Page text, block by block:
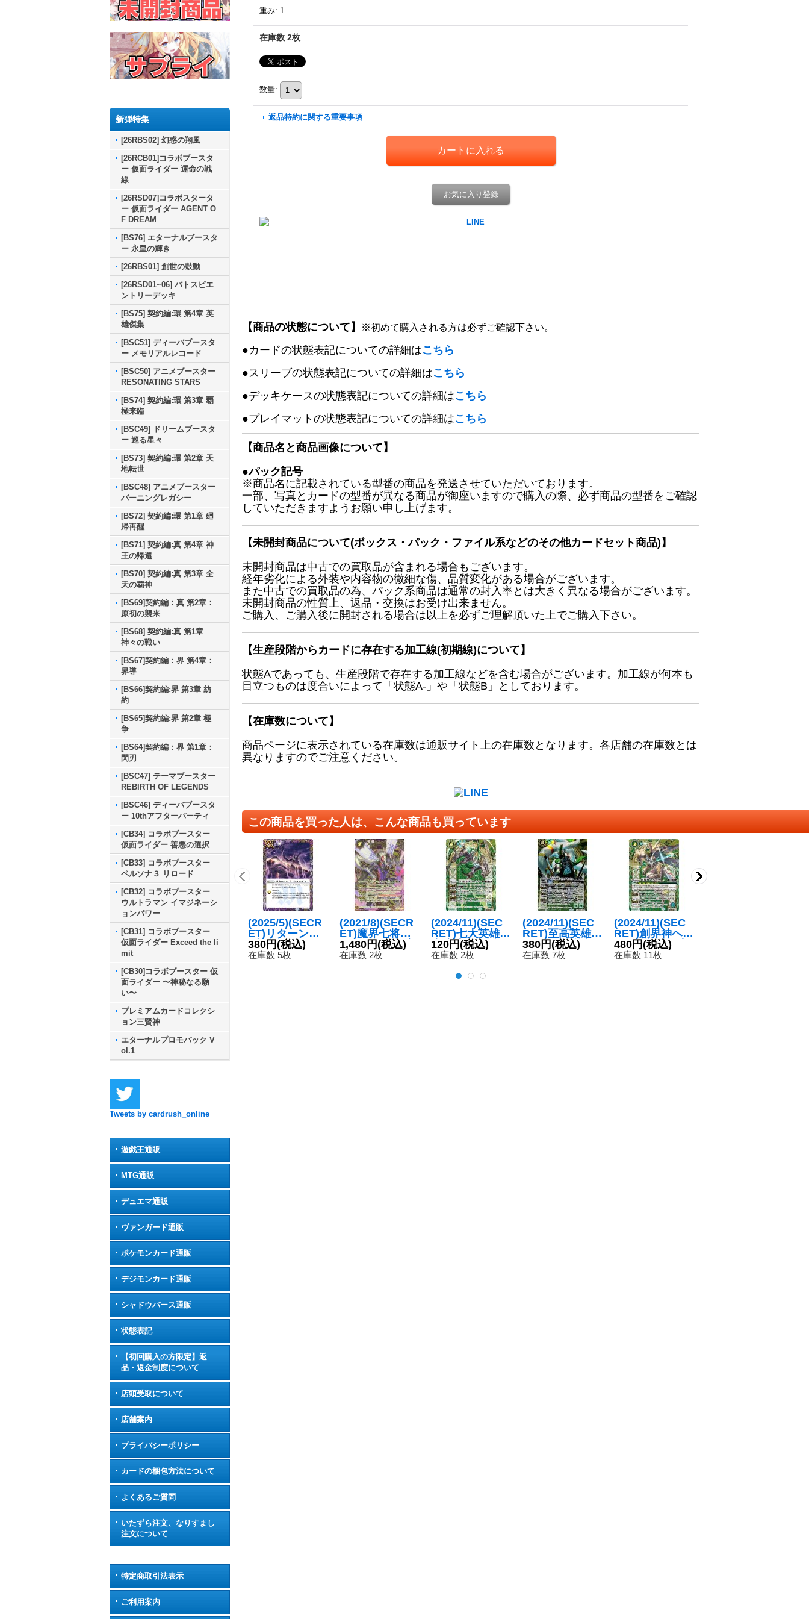
新弾特集
[26RBS02] 幻惑の翔風
[26RCB01]コラボブースタ
ー 仮面ライダー 運命の戦
線
[26RSD07]コラボスタータ
ー 仮面ライダー AGENT O
F DREAM
[BS76] エターナルブースタ
ー 永皇の輝き
[26RBS01] 創世の鼓動
[26RSD01~06] バトスピエ
ントリーデッキ
[BS75] 契約編:環 第4章 英
雄傑集
[BSC51] ディーバブースタ
ー メモリアルレコード
[BSC50] アニメブースター
RESONATING STARS
[BS74] 契約編:環 第3章 覇
極来臨
[BSC49] ドリームブースタ
ー 巡る星々
[BS73] 契約編:環 第2章 天
地転世
[BSC48] アニメブースター
バーニングレガシー
[BS72] 契約編:環 第1章 廻
帰再醒
[BS71] 契約編:真 第4章 神
王の帰還
[BS70] 契約編:真 第3章 全
天の覇神
[BS69]契約編：真 第2章：
原初の襲来
[BS68] 契約編:真 第1章
神々の戦い
[BS67]契約編：界 第4章：
界導
[BS66]契約編:界 第3章 紡
約
[BS65]契約編:界 第2章 極
争
[BS64]契約編：界 第1章：
閃刃
[BSC47] テーマブースター
REBIRTH OF LEGENDS
[BSC46] ディーバブースタ
ー 10thアフターパーティ
[CB34] コラボブースター
仮面ライダー 善悪の選択
[CB33] コラボブースター
ペルソナ３ リロード
[CB32] コラボブースター
ウルトラマン イマジネーシ
ョンパワー
[CB31] コラボブースター
仮面ライダー Exceed the li
mit
[CB30]コラボブースター 仮
面ライダー 〜神秘なる願
い〜
プレミアムカードコレクシ
ョン三賢神
エターナルプロモパック V
ol.1
Tweets by cardrush_online
遊戯王通販
MTG通販
デュエマ通販
ヴァンガード通販
ポケモンカード通販
デジモンカード通販
シャドウバース通販
状態表記
【初回購入の方限定】返
品・返金制度について
店頭受取について
店舗案内
プライバシーポリシー
カードの梱包方法について
よくあるご質問
いたずら注文、なりすまし
注文について
特定商取引法表示
ご利用案内
重み: 1
在庫数 2枚
数量:
返品特約に関する重要事項
お気に入り登録
【商品の状態について】 ※初めて購入される方は必ずご確認下さい。
●カードの状態表記についての詳細はこちら
●スリーブの状態表記についての詳細はこちら
●デッキケースの状態表記についての詳細はこちら
●プレイマットの状態表記についての詳細はこちら
【商品名と商品画像について】
●パック記号
※商品名に記載されている型番の商品を発送させていただいております。
一部、写真とカードの型番が異なる商品が御座いますので購入の際、必ず商品の型番をご確認
していただきますようお願い申し上げます。
【未開封商品について(ボックス・パック・ファイル系などのその他カードセット商品)】
未開封商品は中古での買取品が含まれる場合もございます。
経年劣化による外装や内容物の微細な傷、品質変化がある場合がございます。
また中古での買取品の為、パック系商品は通常の封入率とは大きく異なる場合がございます。
未開封商品の性質上、返品・交換はお受け出来ません。
ご購入、ご購入後に開封される場合は以上を必ずご理解頂いた上でご購入下さい。
【生産段階からカードに存在する加工線(初期線)について】
状態Aであっても、生産段階で存在する加工線などを含む場合がございます。加工線が何本も
目立つものは度合いによって「状態A-」や「状態B」としております。
【在庫数について】
商品ページに表示されている在庫数は通販サイト上の在庫数となります。各店舗の在庫数とは
異なりますのでご注意ください。
この商品を買った人は、こんな商品も買っています
(2025/5)(SECR
ET)リターンセ
ブンショーグン
(LM2025収録)
380円(税込)
在庫数 5枚
(2021/8)(SECR
ET)魔界七将ベ
ルゼビートX/魔
界七将アスモデ
1,480円(税込)
在庫数 2枚
(2024/11)(SEC
RET)七大英雄獣
光速神王オデュ
ッセイバー(LM2
C】{BS45-X03}
120円(税込)
在庫数 2枚
(2024/11)(SEC
RET)至高英雄獣
トリスメギスト
ス【X-SEC】{B
380円(税込)
在庫数 7枚
(2024/11)(SEC
RET)創界神ヘル
メス(LM2024収
録)【X-SEC】
480円(税込)
在庫数 11枚